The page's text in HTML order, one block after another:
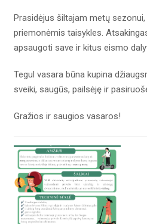
Prasidėjus šiltajam metų
priemonėmis taisykles.
apsaugoti save ir kitus eismo
Tegul vasara būna kupina
sveiki, saugūs, pailsėję ir
Gražios ir saugios vasaros!